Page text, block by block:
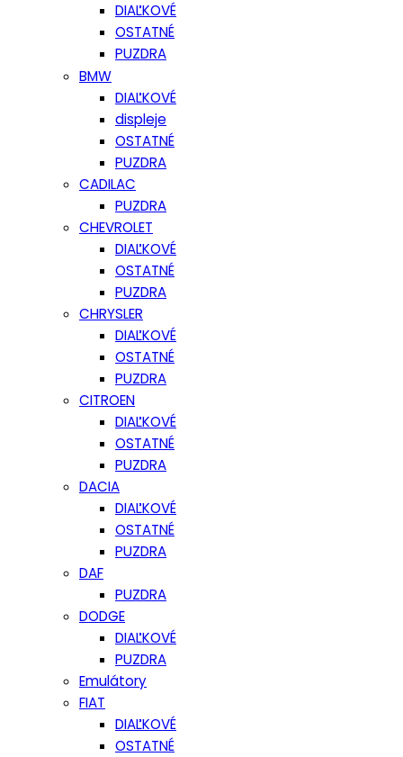
DIAĽKOVÉ
OSTATNÉ
PUZDRA
BMW
DIAĽKOVÉ
displeje
OSTATNÉ
PUZDRA
CADILAC
PUZDRA
CHEVROLET
DIAĽKOVÉ
OSTATNÉ
PUZDRA
CHRYSLER
DIAĽKOVÉ
OSTATNÉ
PUZDRA
CITROEN
DIAĽKOVÉ
OSTATNÉ
PUZDRA
DACIA
DIAĽKOVÉ
OSTATNÉ
PUZDRA
DAF
PUZDRA
DODGE
DIAĽKOVÉ
PUZDRA
Emulátory
FIAT
DIAĽKOVÉ
OSTATNÉ